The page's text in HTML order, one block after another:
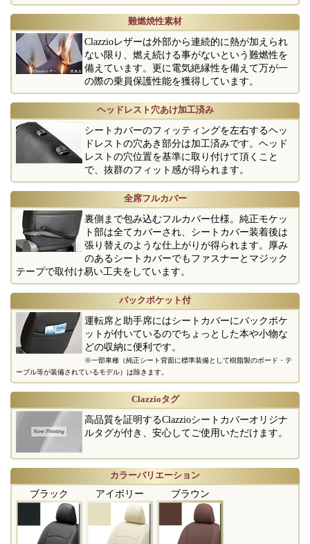
難燃焼性素材
Clazzioレザーは外部から連続的に熱が加えられ
ない限り、燃え続ける事がないという難燃性を
備えています。更に電気絶縁性を備えて万が一
の際の乗員保護性能を獲得しています。
ヘッドレスト穴あけ加工済み
シートカバーのフィッティングを左右するヘッ
ドレストの穴あき部分は加工済みです。ヘッド
レストの穴位置を基準に取り付けて頂くこと
で、抜群のフィット感が得られます。
全席フルカバー
裏側まで包み込むフルカバー仕様。純正モケッ
ト部は全てカバーされ、シートカバー装着後は
張り替えのような仕上がりが得られます。厚み
のあるシートカバーでもファスナーとマジック
テープで取付け易い工夫をしています。
バックポケット付
運転席と助手席にはシートカバーにバックポケ
ットが付いているのでちょっとした本や小物な
どの収納に便利です。
※一部車種（純正シート背面に標準装備として樹脂製のボード・テ
ーブル等が装備されているモデル）は除きます。
Clazzioタグ
高品質を証明するClazzioシートカバーオリジナ
ルタグが付き、安心してご使用いただけます。
カラーバリエーション
ブラック アイボリー ブラウン